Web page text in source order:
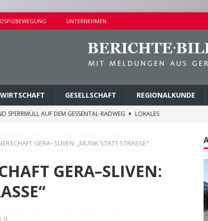
UNTERNEHMEN
WIRTSCHAFT GESELLSCHAFT REGIONALKUNDE
SPERRMÜLL AUF DEM GESSENTAL-RADWEG
LOKALES
SEIT 1. AUGUST 2026
LOKALES
DETAILS BEKANNT
VERMISCHTES
GERA–SLIVEN: „MUSIK STATT STRASSE“
GERA–SLIVEN:
0